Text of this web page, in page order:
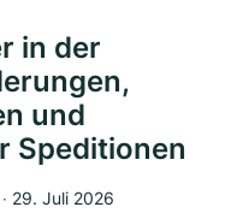
in der
und
Speditionen
‧ 29. Juli 2026